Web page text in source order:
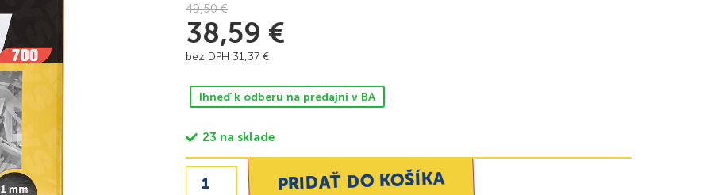
49,50€
38,59 €
bez DPH 31,37 €
Ihneď k odberu na predajni v BA
23 na sklade
PRIDAŤ DO KOŠÍKA